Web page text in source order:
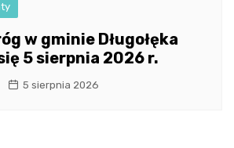
w gminie Długołęka
5 sierpnia 2026 r.
5 sierpnia 2026